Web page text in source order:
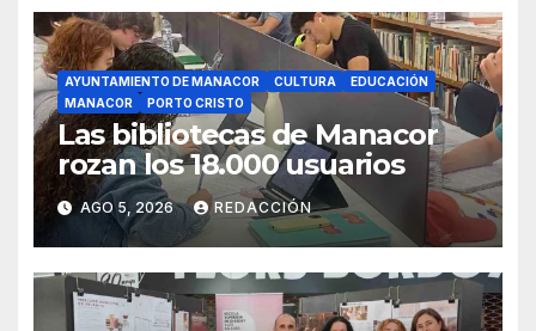
AYUNTAMIENTO DE MANACOR CULTURA
EDUCACIÓN
MANACOR
PORTO CRISTO
Las bibliotecas de Manacor
rozan los 18.000 usuarios
AGO 5, 2026 REDACCIÓN